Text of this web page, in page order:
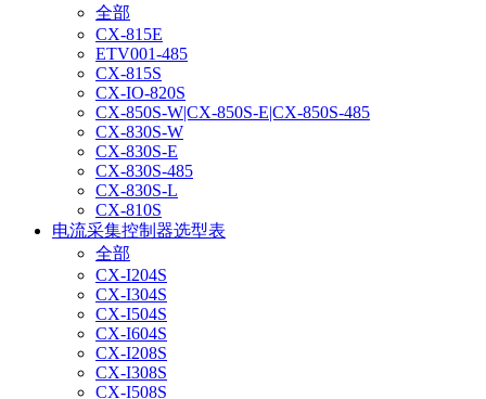
全部
CX-815E
ETV001-485
CX-815S
CX-IO-820S
CX-850S-W|CX-850S-E|CX-850S-485
CX-830S-W
CX-830S-E
CX-830S-485
CX-830S-L
CX-810S
电流采集控制器选型表
全部
CX-I204S
CX-I304S
CX-I504S
CX-I604S
CX-I208S
CX-I308S
CX-I508S